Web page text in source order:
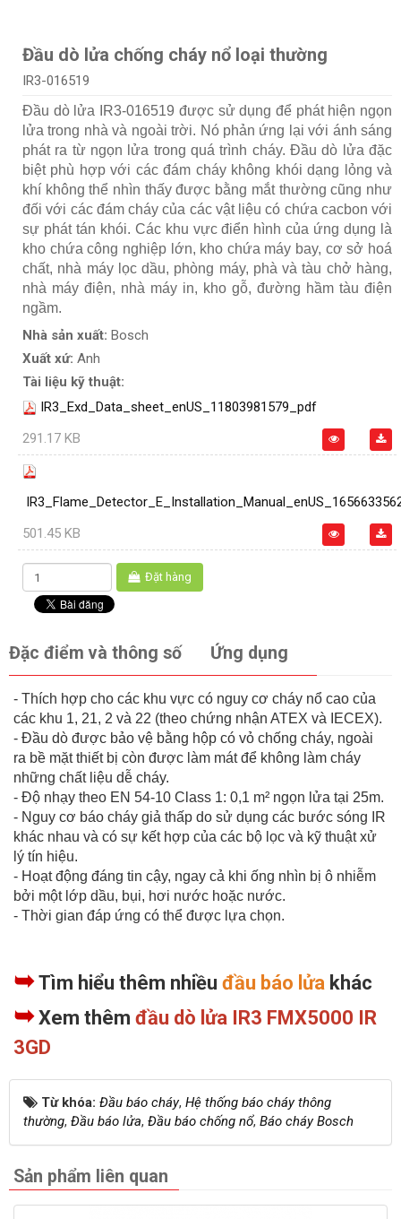
Đầu dò lửa chống cháy nổ loại thường
IR3-016519
Đầu dò lửa IR3-016519 được sử dụng để phát hiện ngọn
lửa trong nhà và ngoài trời. Nó phản ứng lại với ánh sáng
phát ra từ ngọn lửa trong quá trình cháy. Đầu dò lửa đặc
biệt phù hợp với các đám cháy không khói dạng lỏng và
khí không thể nhìn thấy được bằng mắt thường cũng như
đối với các đám cháy của các vật liệu có chứa cacbon với
sự phát tán khói. Các khu vực điển hình của ứng dụng là
kho chứa công nghiệp lớn, kho chứa máy bay, cơ sở hoá
chất, nhà máy lọc dầu, phòng máy, phà và tàu chở hàng,
nhà máy điện, nhà máy in, kho gỗ, đường hầm tàu điện
ngầm.
Nhà sản xuất: Bosch
Xuất xứ: Anh
Tài liệu kỹ thuật:
IR3_Exd_Data_sheet_enUS_11803981579_pdf
291.17 KB
501.45 KB
Đặt hàng
Đặc điểm và thông số Ứng dụng
- Thích hợp cho các khu vực có nguy cơ cháy nổ cao của
các khu 1, 21, 2 và 22 (theo chứng nhận ATEX và IECEX).
- Đầu dò được bảo vệ bằng hộp có vỏ chống cháy, ngoài
ra bề mặt thiết bị còn được làm mát để không làm cháy
những chất liệu dễ cháy.
- Độ nhạy theo EN 54-10 Class 1: 0,1 m² ngọn lửa tại 25m.
- Nguy cơ báo cháy giả thấp do sử dụng các bước sóng IR
khác nhau và có sự kết hợp của các bộ lọc và kỹ thuật xử
lý tín hiệu.
- Hoạt động đáng tin cậy, ngay cả khi ống nhìn bị ô nhiễm
bởi một lớp dầu, bụi, hơi nước hoặc nước.
- Thời gian đáp ứng có thể được lựa chọn.
➥Tìm hiểu thêm nhiều đầu báo lửa khác
➥Xem thêm đầu dò lửa IR3 FMX5000 IR
3GD
Từ khóa: Đầu báo cháy, Hệ thống báo cháy thông
thường, Đầu báo lửa, Đầu báo chống nổ, Báo cháy Bosch
Sản phẩm liên quan